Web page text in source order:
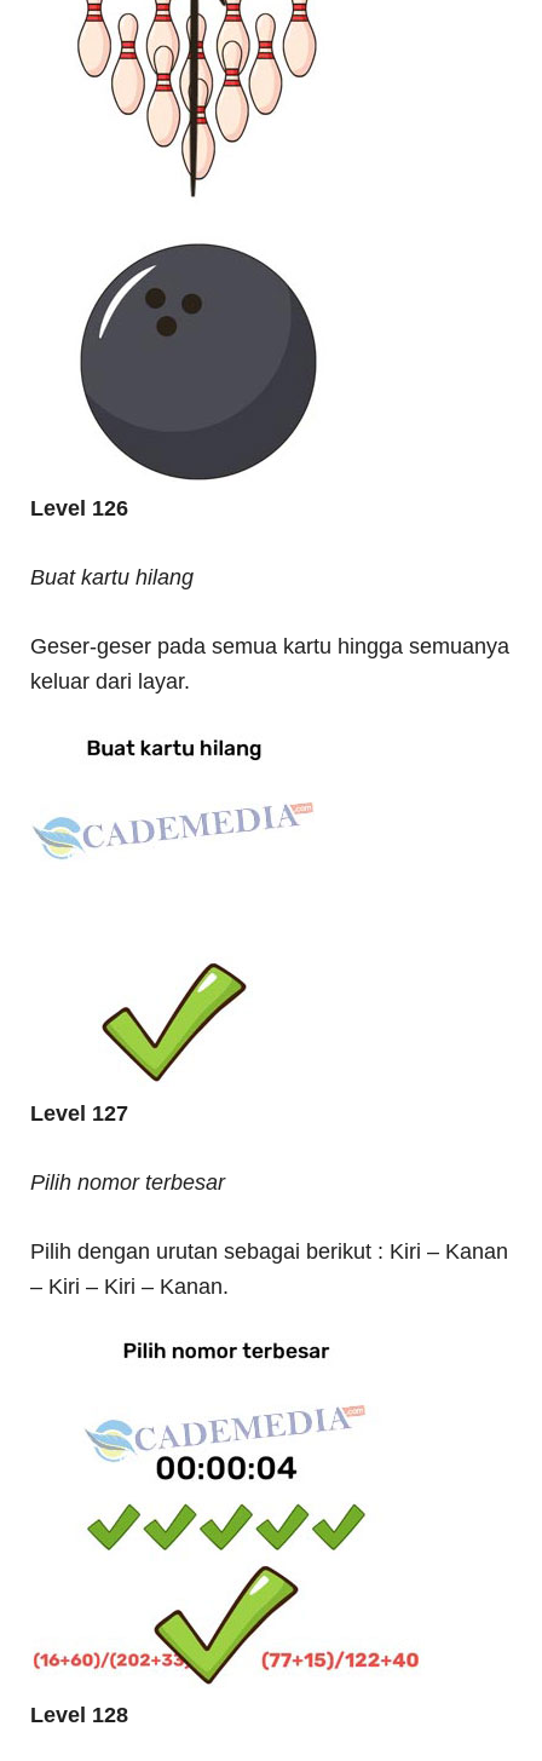
Level 126
Buat kartu hilang
Geser-geser pada semua kartu hingga semuanya
keluar dari layar.
Level 127
Pilih nomor terbesar
Pilih dengan urutan sebagai berikut : Kiri – Kanan
– Kiri – Kiri – Kanan.
Level 128